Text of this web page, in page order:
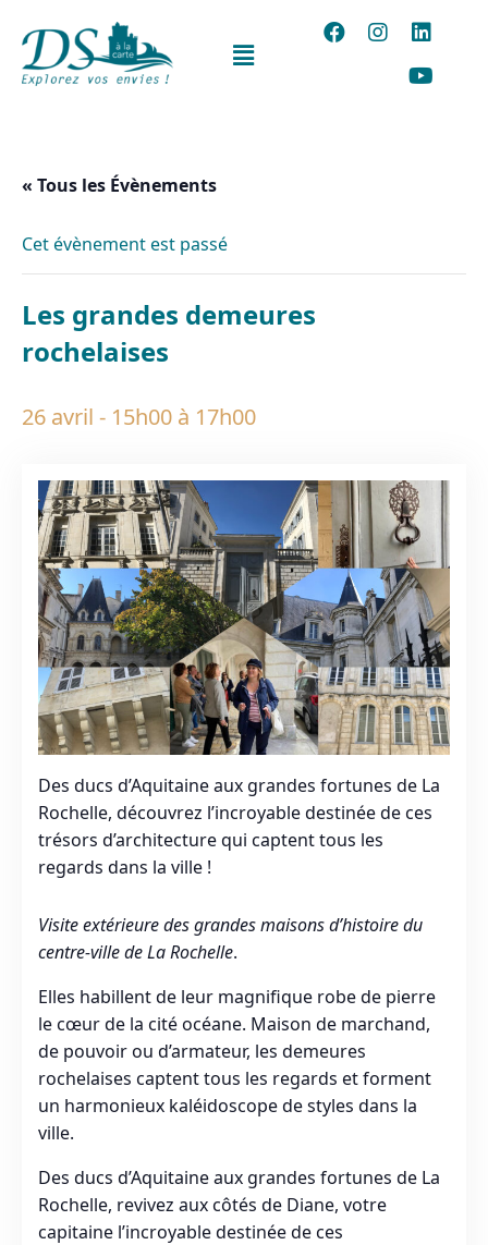
« Tous les Évènements
Cet évènement est passé
Les grandes demeures
rochelaises
26 avril - 15h00 à 17h00
Des ducs d’Aquitaine aux grandes fortunes de La
Rochelle, découvrez l’incroyable destinée de ces
trésors d’architecture qui captent tous les
regards dans la ville !
Visite extérieure des grandes maisons d’histoire du
centre-ville de La Rochelle.
Elles habillent de leur magnifique robe de pierre
le cœur de la cité océane. Maison de marchand,
de pouvoir ou d’armateur, les demeures
rochelaises captent tous les regards et forment
un harmonieux kaléidoscope de styles dans la
ville.
Des ducs d’Aquitaine aux grandes fortunes de La
Rochelle, revivez aux côtés de Diane, votre
capitaine l’incroyable destinée de ces